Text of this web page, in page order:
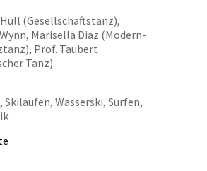
(Gesellschaftstanz),
Marisella Diaz (Modern-
Prof. Taubert
Tanz)
Skilaufen, Wasserski, Surfen,